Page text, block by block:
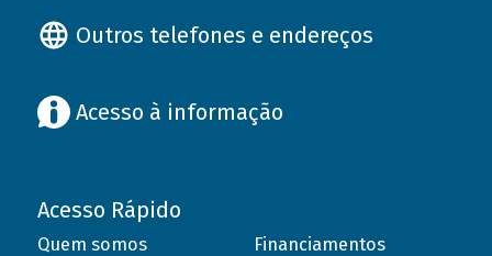
Outros telefones e endereços
Acesso à informação
Acesso Rápido
Quem somos
Financiamentos